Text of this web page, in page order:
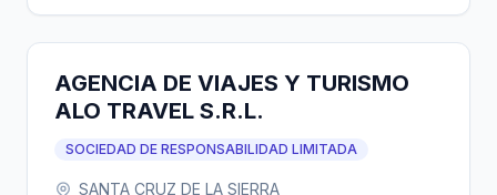
AGENCIA DE VIAJES Y TURISMO
ALO TRAVEL S.R.L.
SOCIEDAD DE RESPONSABILIDAD LIMITADA
SANTA CRUZ DE LA SIERRA